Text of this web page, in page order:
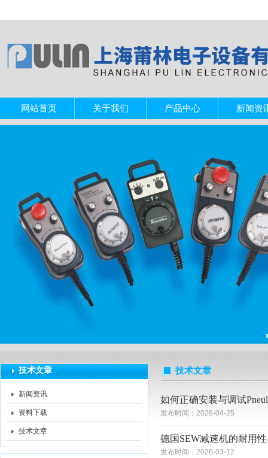
网站首页 关于我们 产品中心 新闻资
技术文章
新闻资讯
资料下载
技术文章
技术文章
如何正确安装与调试
发布时间：2026-04-25
德国SEW减速机的耐用
发布时间：2026-03-12